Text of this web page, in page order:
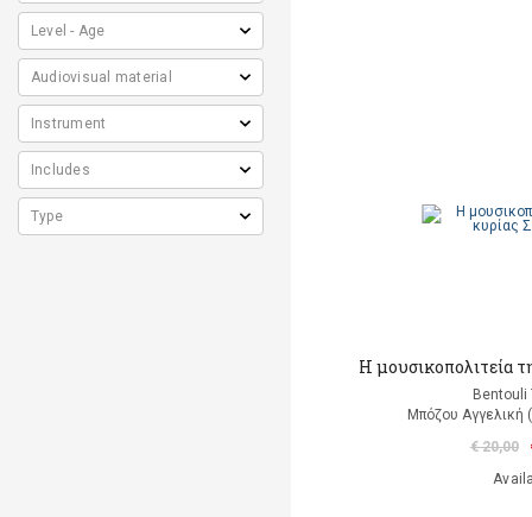
Η μουσικοπολιτεία
Bentouli
Μπόζου Αγγελική
€ 20,00